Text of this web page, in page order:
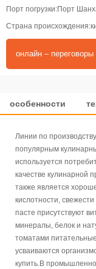
Порт погрузки:Порт
Страна
онлайн – переговоры
особенности
Линии по
популярным
используется
качестве кулинарной
также является
кислотности,
пасте присутствуют
минералы, белок и
томатами
усваиваются
купить.В